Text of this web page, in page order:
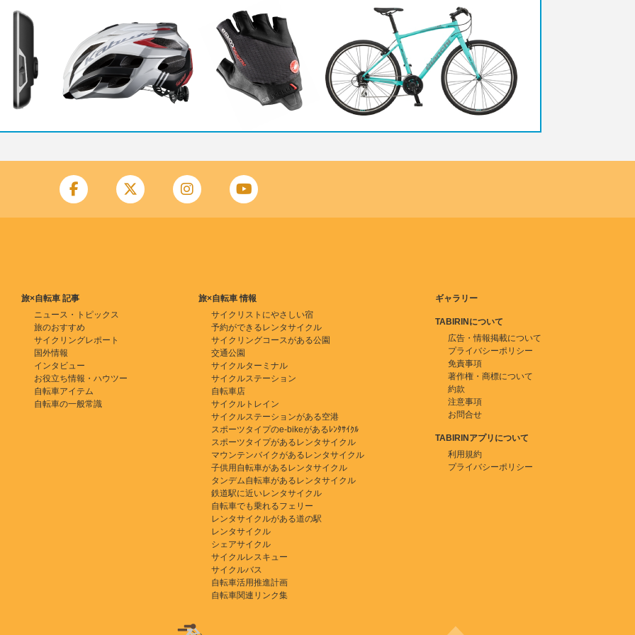
旅×自転車 記事
ニュース・トピックス
旅のおすすめ
サイクリングレポート
国外情報
インタビュー
お役立ち情報・ハウツー
自転車アイテム
自転車の一般常識
旅×自転車 情報
サイクリストにやさしい宿
予約ができるレンタサイクル
サイクリングコースがある公園
交通公園
サイクルターミナル
サイクルステーション
自転車店
サイクルトレイン
サイクルステーションがある空港
スポーツタイプのe-bikeがあるﾚﾝﾀｻｲｸﾙ
スポーツタイプがあるレンタサイクル
マウンテンバイクがあるレンタサイクル
子供用自転車があるレンタサイクル
タンデム自転車があるレンタサイクル
鉄道駅に近いレンタサイクル
自転車でも乗れるフェリー
レンタサイクルがある道の駅
レンタサイクル
シェアサイクル
サイクルレスキュー
サイクルバス
自転車活用推進計画
自転車関連リンク集
ギャラリー
TABIRINについて
広告・情報掲載について
プライバシーポリシー
免責事項
著作権・商標について
約款
注意事項
お問合せ
TABIRINアプリについて
利用規約
プライバシーポリシー